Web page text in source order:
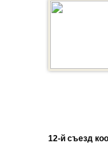
12-й съезд